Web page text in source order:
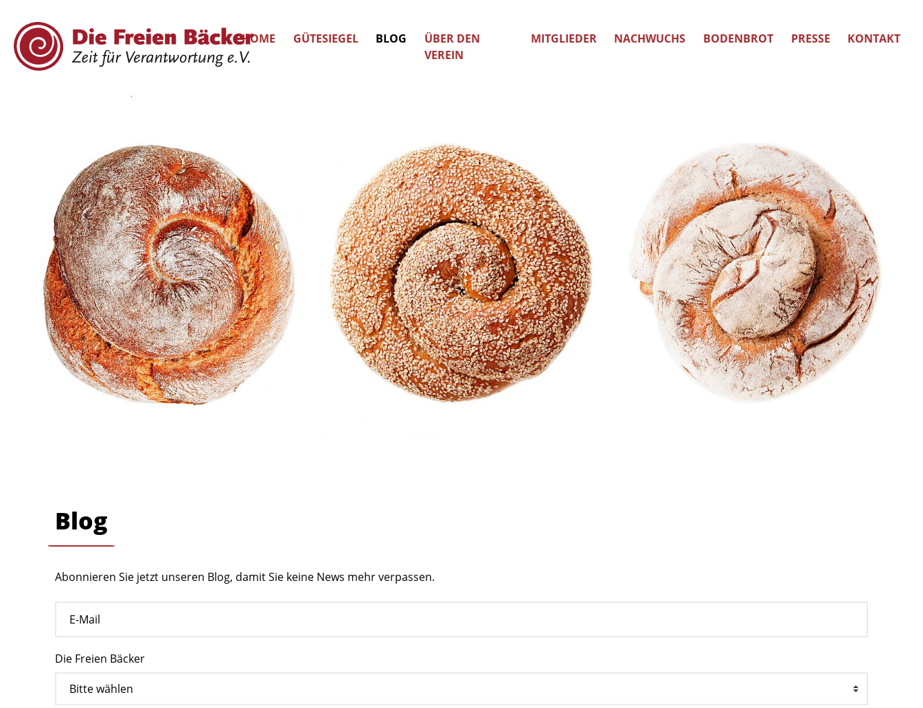
HOME GÜTESIEGEL BLOG
ÜBER DEN
VEREIN
MITGLIEDER NACHWUCHS BODENBROT PRESSE KONTAKT
Blog
Abonnieren Sie jetzt unseren Blog, damit Sie keine News mehr verpassen.
Die Freien Bäcker